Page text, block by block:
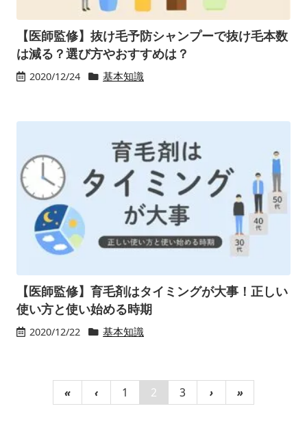
【医師監修】抜け毛予防シャンプーで抜け毛本数
は減る？選び方やおすすめは？
2020/12/24 基本知識
【医師監修】育毛剤はタイミングが大事！正しい
使い方と使い始める時期
2020/12/22 基本知識
« ‹ 1 2 3 › »